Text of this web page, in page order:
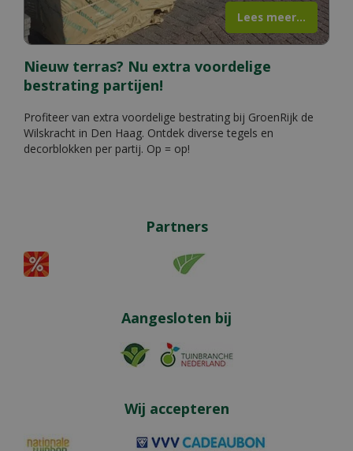
Nieuw terras? Nu extra voordelige
bestrating partijen!
Profiteer van extra voordelige bestrating bij GroenRijk de
Wilskracht in Den Haag. Ontdek diverse tegels en
decorblokken per partij. Op = op!
Lees meer...
Partners
Aangesloten bij
Wij accepteren